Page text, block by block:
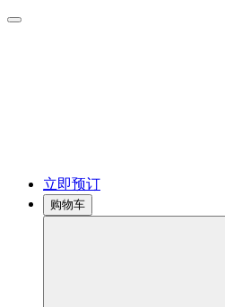
立即预订
购物车